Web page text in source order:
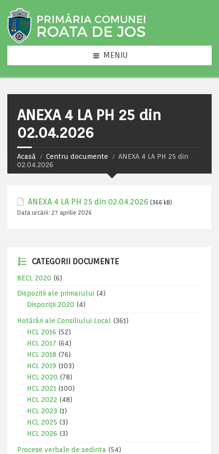
MENIU
ANEXA 4 LA PH 25 din
02.04.2026
Acasă Centru documente
ANEXA 4 LA PH 25 din
02.04.2026
ANEXA 4 LA PH 25 din 02.04.2026 (366 kB)
Data urcării: 27 aprilie 2026
CATEGORII DOCUMENTE
BECL 2020 (6)
Dispozitii ale primarului (4)
Dispoziții 2020 (4)
Hotărâri ale Consiliului Local
(361)
HCL 2016 (52)
HCL 2017 (64)
HCL 2018 (76)
HCL 2019 (103)
HCL 2020 (78)
HCL 2021 (100)
HCL 2022 (48)
HCL 2023 (1)
HCL 2025 (3)
HCL 2026 (3)
Procese verbale de sedinta (54)